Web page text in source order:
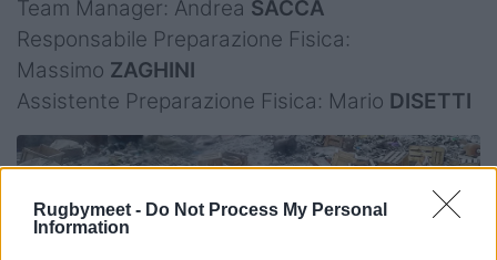
Rugbymeet - Do Not Process My Personal
Information
Team Manager: Andrea SACCÀ
Responsabile Preparazione Fisica:
Massimo ZAGHINI
Assistente Preparazione Fisica: Mario DISETTI